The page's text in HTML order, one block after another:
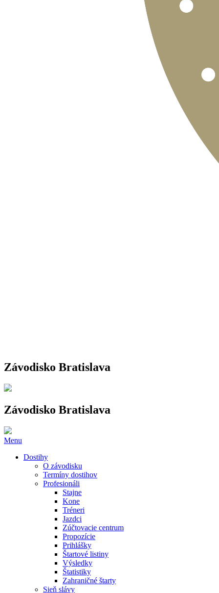
Závodisko Bratislava
Závodisko Bratislava
Menu
Dostihy
O závodisku
Termíny dostihov
Profesionáli
Stajne
Kone
Tréneri
Jazdci
Zúčtovacie centrum
Propozície
Prihlášky
Štartové listiny
Výsledky
Štatistiky
Zahraničné štarty
Sieň slávy